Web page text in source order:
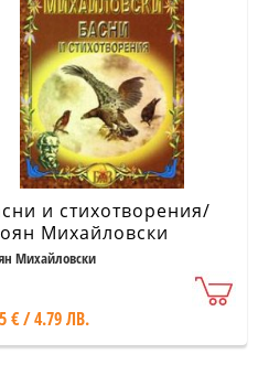
и стихотворения/
Михайловски
Михайловски
€ / 4.79 ЛВ.